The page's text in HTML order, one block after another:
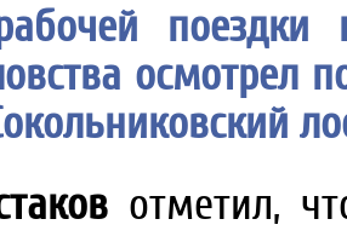
поездки
осмотрел
отметил,